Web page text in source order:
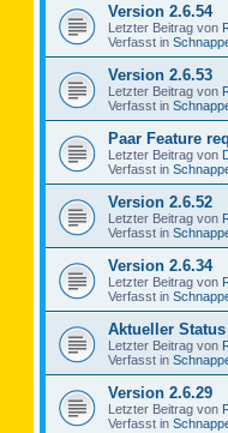
Version 2.6.54
Letzter Beitrag von
Verfasst in
Version 2.6.53
Letzter Beitrag von
Verfasst in
Paar Feature
Letzter Beitrag von
Verfasst in
Version 2.6.52
Letzter Beitrag von
Verfasst in
Version 2.6.34
Letzter Beitrag von
Verfasst in
Aktueller Status
Letzter Beitrag von
Verfasst in
Version 2.6.29
Letzter Beitrag von
Verfasst in